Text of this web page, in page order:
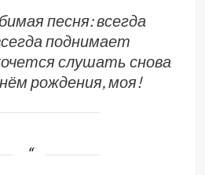
песня: всегда
поднимает
слушать снова
рождения, моя!